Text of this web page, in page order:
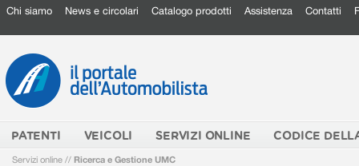
Chi siamo News e circolari Catalogo prodotti Assistenza Contatti
PATENTI VEICOLI SERVIZI ONLINE CODICE
Servizi online // Ricerca e Gestione UMC